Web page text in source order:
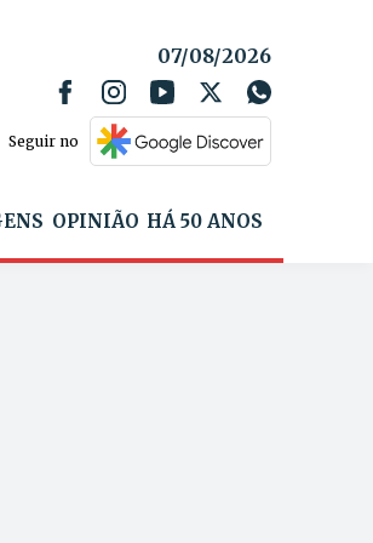
07/08/2026
Seguir no
OPINIÃO HÁ 50 ANOS